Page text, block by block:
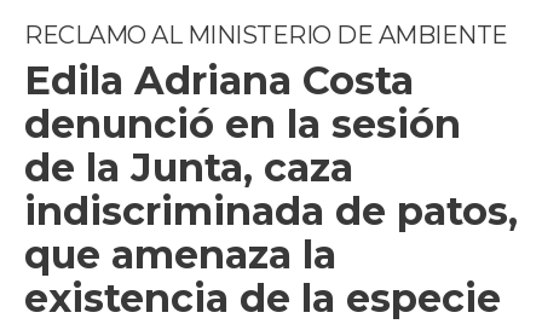
RECLAMO AL MINISTERIO DE AMBIENTE
Edila Adriana Costa
denunció en la sesión
de la Junta, caza
indiscriminada de patos,
que amenaza la
existencia de la especie